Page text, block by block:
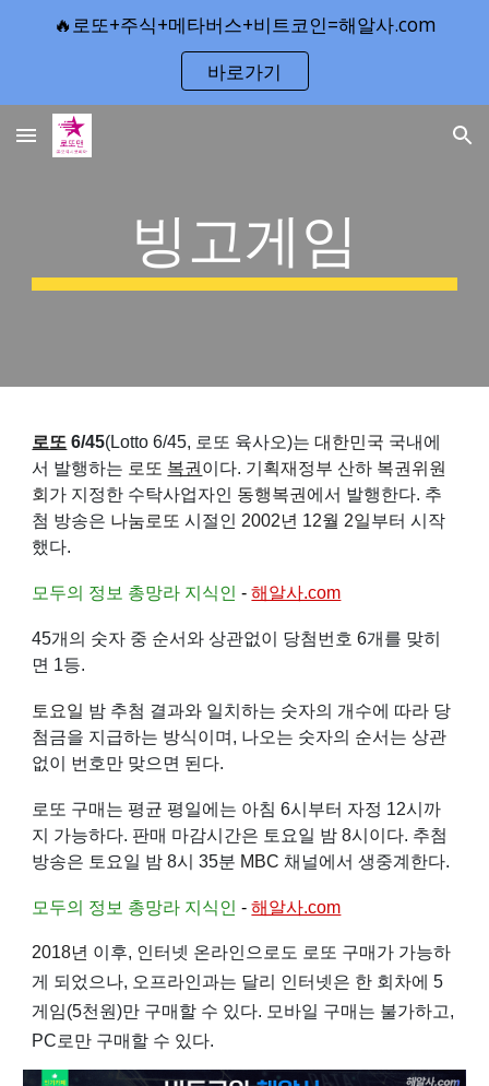
Skip to main content Skip to navigation
🔥로또+주식+메타버스+비트코인=해알사.com
바로가기
빙고게임
로또 6/45(Lotto 6/45, 로또 육사오)는대한민국 국내에
서 발행하는 로또 복권 이다. 기획재정부 산하 복권위원
회 가 지정한 수탁사업자인 동행복권 에서 발행한다. 추
첨 방송은 나눔로또 시절인 2002년 12월 2일부터 시작
했다.
모두의 정보 총망라 지식인 -해알사.com
45개의 숫자 중 순서와 상관없이 당첨번호 6개를 맞히
면 1등.
토요일 밤 추첨 결과와 일치하는 숫자의 개수에 따라 당
첨금을 지급하는 방식이며, 나오는 숫자의 순서는 상관
없이 번호만 맞으면 된다.
로또 구매는 평균 평일에는 아침 6시부터 자정 12시까
지 가능하다. 판매 마감시간은 토요일 밤 8시이다. 추첨
방송은 토요일 밤 8시 35분 MBC 채널에서 생중계한다.
모두의 정보 총망라 지식인 -해알사.com
2018년 이후, 인터넷 온라인으로도 로또 구매가 가능하
게 되었으나, 오프라인과는 달리 인터넷은 한 회차에 5
게임(5천원)만 구매할 수 있다. 모바일 구매는 불가하고,
PC로만 구매할 수 있다.